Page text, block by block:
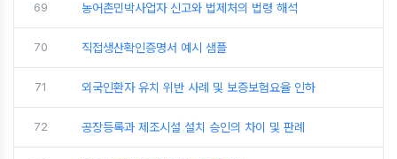
69 농어촌민박사업자 신고와 법제처의 법령 해석
70 직접생산확인증명서 예시 샘플
71 외국인환자 유치 위반 사례 및 보증보험요율 인하
72 공장등록과 제조시설 설치 승인의 차이 및 판례